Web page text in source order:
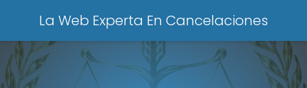
La Web Experta En Cancelaciones